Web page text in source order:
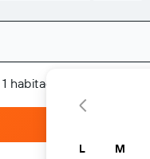
habitación
L M